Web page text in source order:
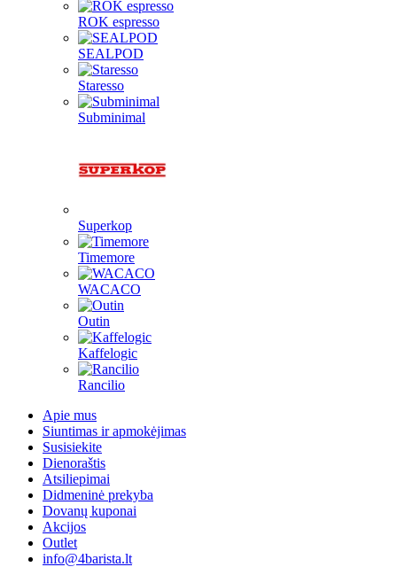
ROK espresso
SEALPOD
Staresso
Subminimal
Superkop
Timemore
WACACO
Outin
Kaffelogic
Rancilio
Apie mus
Siuntimas ir apmokėjimas
Susisiekite
Dienoraštis
Atsiliepimai
Didmeninė prekyba
Dovanų kuponai
Akcijos
Outlet
info@4barista.lt